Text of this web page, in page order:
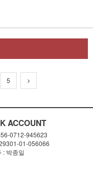
5
ACCOUNT
0712-945623
01-056066
: 박종일